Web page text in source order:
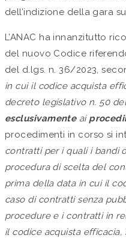
dell’indizione della gara
L’ANAC ha innanzitutto
del nuovo Codice
del d.lgs. n. 36/2023,
in cui il codice acquista
decreto legislativo n. 50
esclusivamente ai
procedimenti in corso si
contratti per i quali i bandi
procedura di scelta del
prima della data in cui il
caso di contratti senza
procedure e i contratti in
il codice acquista efficacia,